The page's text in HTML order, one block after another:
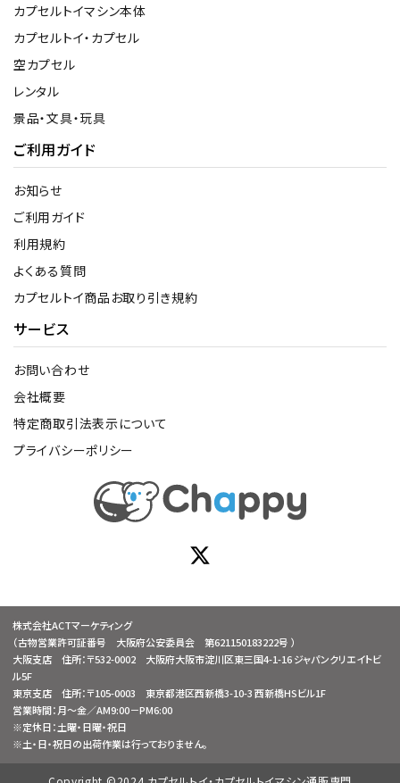
カプセルトイマシン本体
カプセルトイ・カプセル
空カプセル
レンタル
景品・文具・玩具
ご利用ガイド
お知らせ
ご利用ガイド
利用規約
よくある質問
カプセルトイ商品お取り引き規約
サービス
お問い合わせ
会社概要
特定商取引法表示について
プライバシーポリシー
株式会社ACTマーケティング
（古物営業許可証番号 大阪府公安委員会 第621150183222号 ）
大阪支店 住所：〒532-0002 大阪府大阪市淀川区東三国4-1-16 ジャパンクリエイトビ
ル5F
東京支店 住所：〒105-0003 東京都港区西新橋3-10-3 西新橋HSビル1F
営業時間：月～金／AM9:00－PM6:00
※定休日：土曜・日曜・祝日
※土・日・祝日の出荷作業は行っておりません。